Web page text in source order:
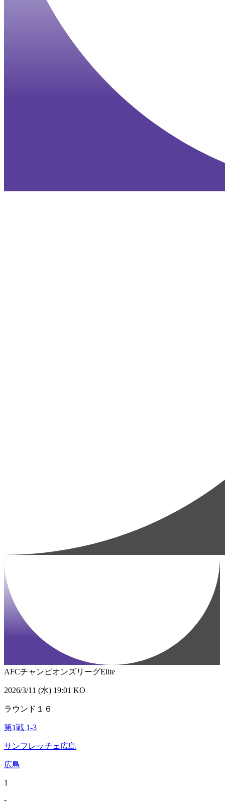
AFCチャンピオンズリーグElite
2026/3/11 (水) 19:01 KO
ラウンド１６
第1戦 1-3
サンフレッチェ広島
広島
1
-